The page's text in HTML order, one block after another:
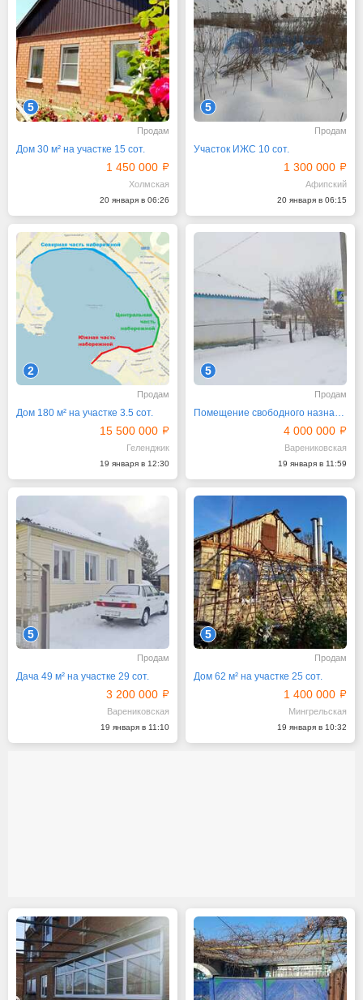
5
Продам
Дом 30 м² на участке 15 сот.
1 450 000
Холмская
20 января в 06:26
5
Продам
Участок ИЖС 10 сот.
1 300 000
Афипский
20 января в 06:15
2
Продам
Дом 180 м² на участке 3.5 сот.
15 500 000
Геленджик
19 января в 12:30
5
Продам
Помещение свободного назначения, 36 м²
4 000 000
Варениковская
19 января в 11:59
5
Продам
Дача 49 м² на участке 29 сот.
3 200 000
Варениковская
19 января в 11:10
5
Продам
Дом 62 м² на участке 25 сот.
1 400 000
Мингрельская
19 января в 10:32